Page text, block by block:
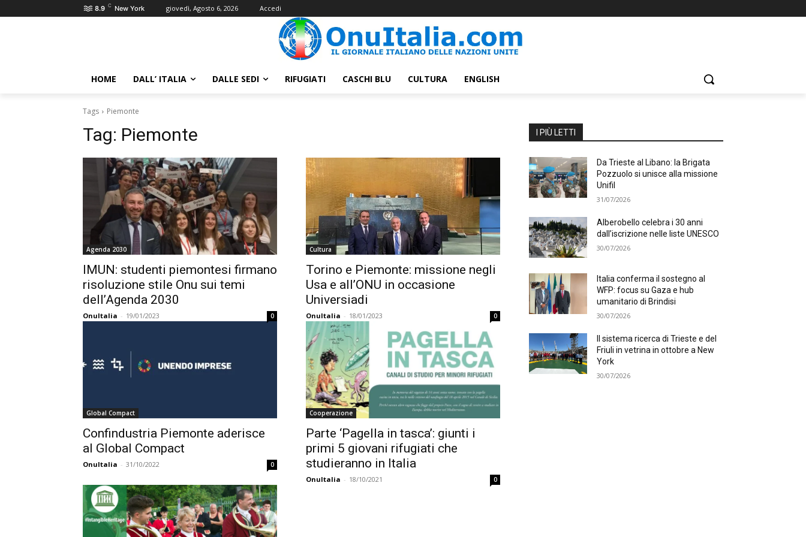
8.9 C New York giovedì, Agosto 6, 2026 Accedi
HOME DALL’ ITALIA DALLE SEDI RIFUGIATI CASCHI BLU CULTURA ENGLISH
Tags Piemonte
Tag: Piemonte
Agenda 2030
IMUN: studenti piemontesi firmano
risoluzione stile Onu sui temi
dell’Agenda 2030
OnuItalia - 19/01/2023 0
Cultura
Torino e Piemonte: missione negli
Usa e all’ONU in occasione
Universiadi
OnuItalia - 18/01/2023 0
Global Compact
Confindustria Piemonte aderisce
al Global Compact
OnuItalia - 31/10/2022 0
Cooperazione
Parte ‘Pagella in tasca’: giunti i
primi 5 giovani rifugiati che
studieranno in Italia
OnuItalia - 18/10/2021 0
I PIÙ LETTI
Da Trieste al Libano: la Brigata
Pozzuolo si unisce alla missione
Unifil
31/07/2026
Alberobello celebra i 30 anni
dall’iscrizione nelle liste UNESCO
30/07/2026
Italia conferma il sostegno al
WFP: focus su Gaza e hub
umanitario di Brindisi
30/07/2026
Il sistema ricerca di Trieste e del
Friuli in vetrina in ottobre a New
York
30/07/2026